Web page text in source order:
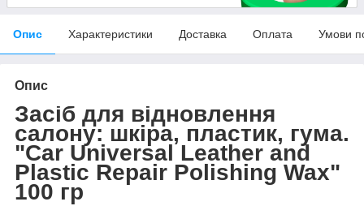
Опис Характеристики Доставка Оплата Умови
Опис
Засіб для відновлення
салону: шкіра, пластик, гума.
"Car Universal Leather and
Plastic Repair Polishing Wax"
100 гр